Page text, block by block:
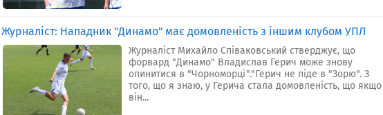
Журналіст: Нападник "Динамо" має домовленість з іншим клубом УПЛ
Журналіст Михайло Співаковський стверджує, що
форвард "Динамо" Владислав Герич може знову
опинитися в "Чорноморці"."Герич не піде в "Зорю". З
того, що я знаю, у Герича стала домовленість, що якщо
він...